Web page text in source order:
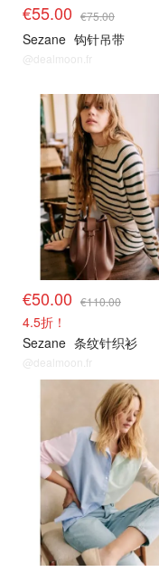
€55.00 €75.00
Sezane 钩针吊带
@dealmoon.fr
€50.00 €110.00
4.5折！
Sezane 条纹针织衫
@dealmoon.fr